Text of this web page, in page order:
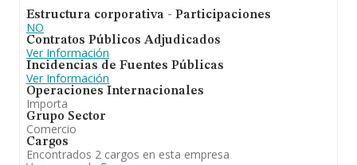
Estructura corporativa - Participaciones
NO
Contratos Públicos Adjudicados
Ver Información
Incidencias de Fuentes Públicas
Ver Información
Operaciones Internacionales
Importa
Grupo Sector
Comercio
Cargos
Encontrados 2 cargos en esta empresa